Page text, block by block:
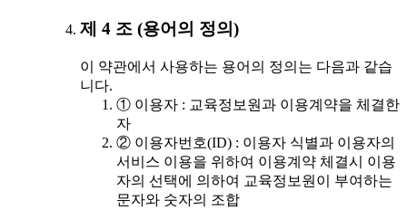
제 4 조 (용어의 정의)
이 약관에서 사용하는 용어의 정의는 다음과 같습
니다.
① 이용자 : 교육정보원과 이용계약을 체결한
자
② 이용자번호(ID) : 이용자 식별과 이용자의
서비스 이용을 위하여 이용계약 체결시 이용
자의 선택에 의하여 교육정보원이 부여하는
문자와 숫자의 조합